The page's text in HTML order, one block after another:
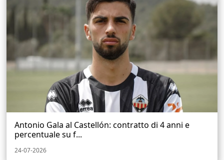
Antonio Gala al Castellón: contratto di 4 anni e
percentuale su f...
24-07-2026